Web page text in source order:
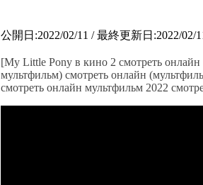
公開日:2022/02/11 / 最終更新日:2022/02/
[My Little Pony в кино 2 смотреть
мультфильм) смотреть онлайн
смотреть онлайн мультфильм 2022